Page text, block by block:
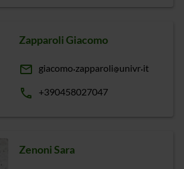
Zapparoli Giacomo
email giacomo zapparoli univr it
phone +390458027047
Zenoni Sara